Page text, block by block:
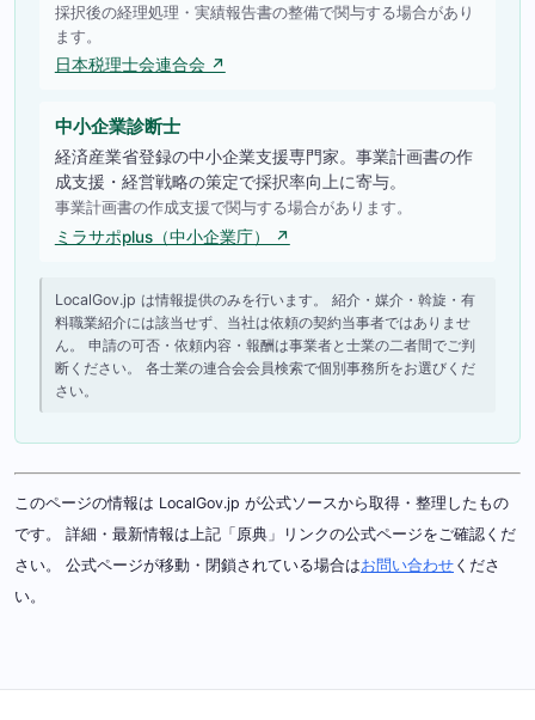
採択後の経理処理・実績報告書の整備で関与する場合があり
ます。
日本税理士会連合会 ↗
中小企業診断士
経済産業省登録の中小企業支援専門家。事業計画書の作
成支援・経営戦略の策定で採択率向上に寄与。
事業計画書の作成支援で関与する場合があります。
ミラサポplus（中小企業庁） ↗
LocalGov.jp は情報提供のみを行います。 紹介・媒介・斡旋・有
料職業紹介には該当せず、当社は依頼の契約当事者ではありませ
ん。 申請の可否・依頼内容・報酬は事業者と士業の二者間でご判
断ください。 各士業の連合会会員検索で個別事務所をお選びくだ
さい。
このページの情報は LocalGov.jp が公式ソースから取得・整理したもの
です。 詳細・最新情報は上記「原典」リンクの公式ページをご確認くだ
さい。 公式ページが移動・閉鎖されている場合はお問い合わせ くださ
い。